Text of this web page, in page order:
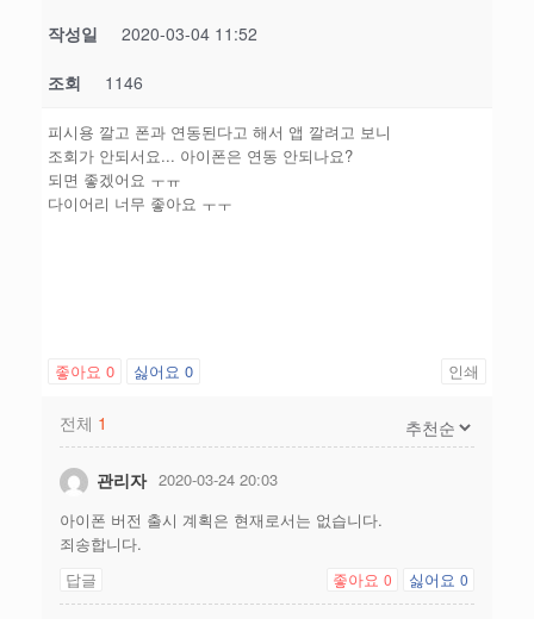
작성일 2020-03-04 11:52
조회 1146
피시용 깔고 폰과 연동된다고 해서 앱 깔려고 보니
조회가 안되서요... 아이폰은 연동 안되나요?
되면 좋겠어요 ㅜㅠ
다이어리 너무 좋아요 ㅜㅜ
좋아요 0 싫어요 0 인쇄
전체 1
관리자 2020-03-24 20:03
아이폰 버전 출시 계획은 현재로서는 없습니다.
죄송합니다.
답글
좋아요 0 싫어요 0